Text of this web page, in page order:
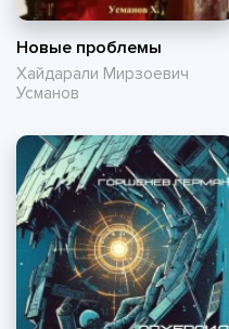
Новые проблемы
Хайдарали Мирзоевич
Усманов